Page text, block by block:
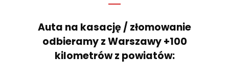
Auta na kasację / złomowanie
odbieramy z Warszawy +100
kilometrów z powiatów: